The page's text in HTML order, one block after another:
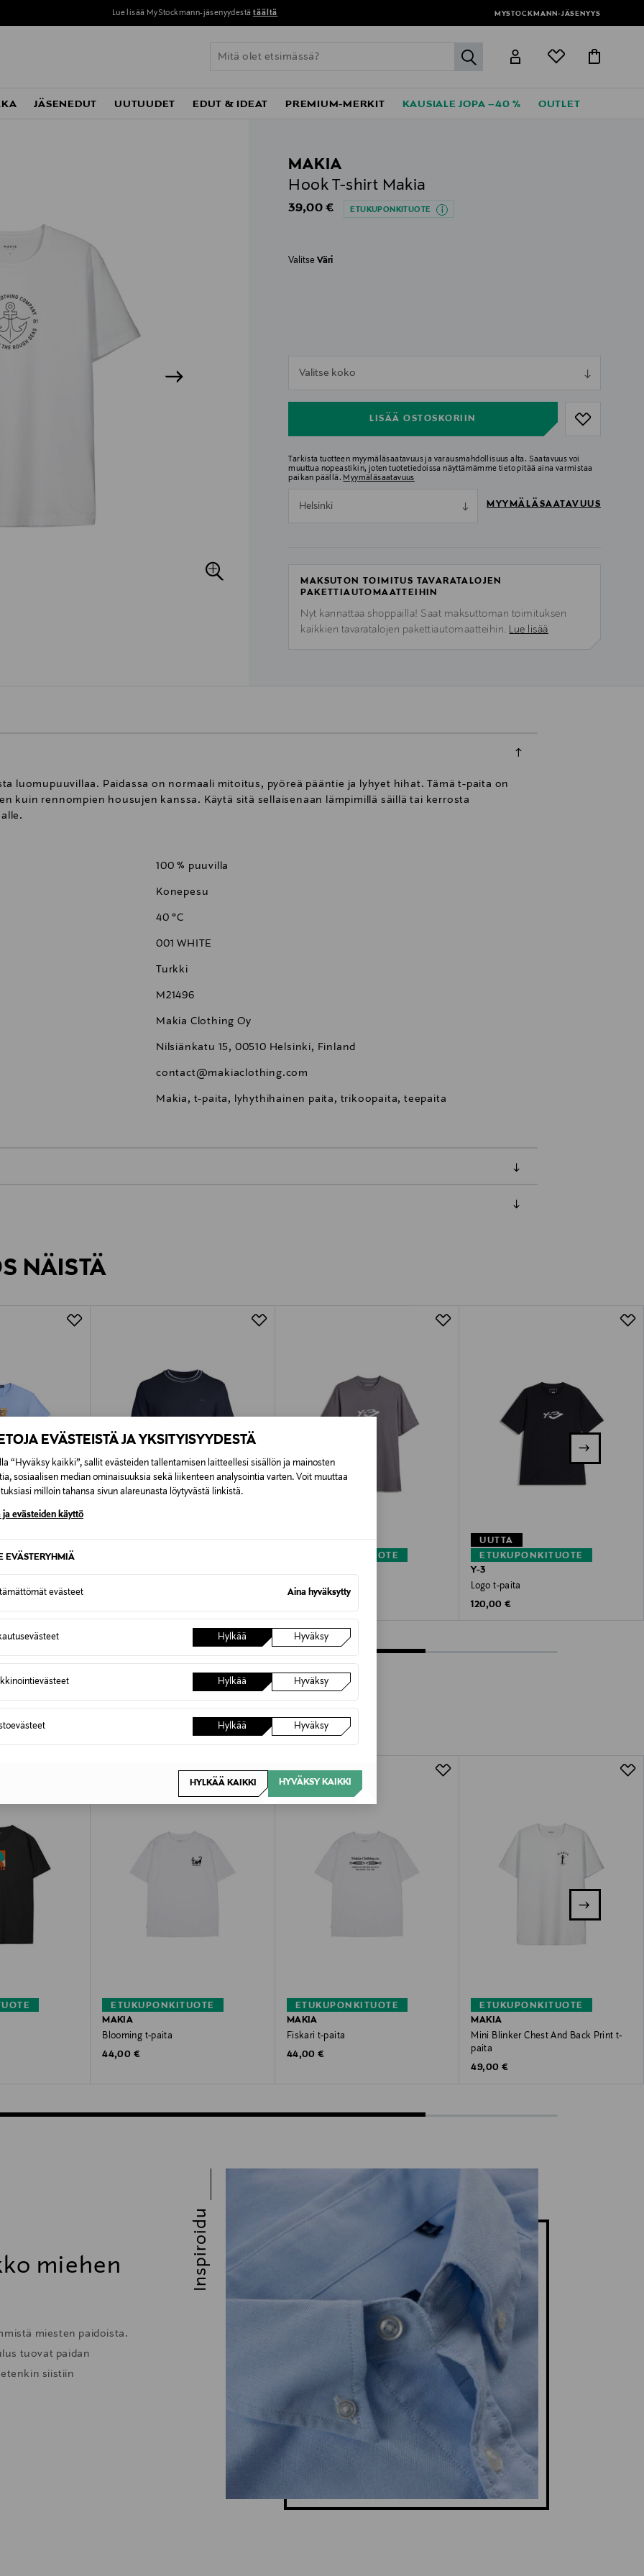
EVÄSTEISTÄ JA YKSITYISYYDESTÄ
“Hyväksy kaikki”, sallit evästeiden tallentamisen laitteellesi sisällön ja mainosten
sosiaalisen median ominaisuuksia sekä liikenteen analysointia varten. Voit muuttaa
milloin tahansa sivun alareunasta löytyvästä linkistä.
ja evästeiden käyttö
EVÄSTERYHMIÄ
evästeet Aina hyväksytty
Hylkää Hyväksy
Hylkää Hyväksy
Hylkää Hyväksy
HYLKÄÄ KAIKKI HYVÄKSY KAIKKI
Lue lisää MyStockmann-jäsenyydestä täältä MYSTOCKMANN-JÄSENYYS
label.header.go
JÄSENEDUT UUTUUDET EDUT & IDEAT PREMIUM-MERKIT KAUSIALE JOPA –40 % OUTLET
MAKIA
Hook T-shirt Makia
Original Price
39,00 € ETUKUPONKITUOTE
ValitseVäri
Valitse koko
LISÄÄ OSTOSKORIIN
Tarkista tuotteen myymäläsaatavuus ja varausmahdollisuus alta. Saatavuus voi
muuttua nopeastikin, joten tuotetiedoissa näyttämämme tieto pitää aina varmistaa
paikan päällä. Myymäläsaatavuus
Helsinki MYYMÄLÄSAATAVUUS
MAKSUTON TOIMITUS TAVARATALOJEN
PAKETTIAUTOMAATTEIHIN
Nyt kannattaa shoppailla! Saat maksuttoman toimituksen
kaikkien tavaratalojen pakettiautomaatteihin. Lue lisää
luomupuuvillaa. Paidassa on normaali mitoitus, pyöreä pääntie ja lyhyet hihat. Tämä t-paita on
kuin rennompien housujen kanssa. Käytä sitä sellaisenaan lämpimillä säillä tai kerrosta
100 % puuvilla
Konepesu
40 °C
001 WHITE
Turkki
M21496
Makia Clothing Oy
Nilsiänkatu 15, 00510 Helsinki, Finland
contact@makiaclothing.com
Makia, t-paita, lyhythihainen paita, trikoopaita, teepaita
Alk. 6,90 €, kun toimitus on saatavilla valittuun osoitteeseen.
NÄISTÄ
ETUKUPONKITUOTE
Logo t-paita
ETUKUPONKITUOTE
UUTTA
Y-3
Logo t-paita
Original Price
120,00 €
ETUKUPONKITUOTE
MAKIA
Blooming t-paita
Original Price
44,00 €
ETUKUPONKITUOTE
MAKIA
Fiskari t-paita
Original Price
44,00 €
ETUKUPONKITUOTE
MAKIA
Mini Blinker Chest And Back Print t-
paita
Original Price
49,00 €
miehen
miesten paidoista.
tuovat paidan
siistiin
Inspiroidu